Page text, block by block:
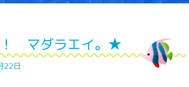
マダラエイ。★
22日